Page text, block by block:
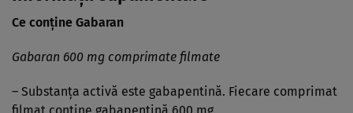
Ce conţine Gabaran
Gabaran 600 mg comprimate filmate
– Substanţa activă este gabapentină. Fiecare comprimat